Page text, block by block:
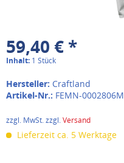
59,40 € *
Inhalt: 1 Stück
Hersteller: Craftland
Artikel-Nr.: FEMN-0002806M
zzgl. MwSt. zzgl.Versand
Lieferzeit ca. 5 Werktage